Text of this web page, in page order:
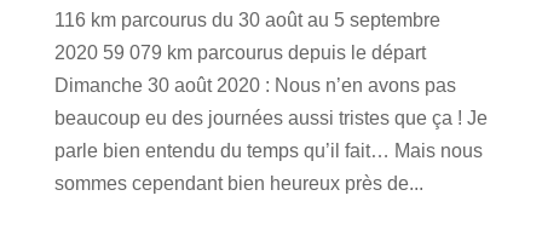
116 km parcourus du 30 août au 5 septembre
2020 59 079 km parcourus depuis le départ
Dimanche 30 août 2020 : Nous n’en avons pas
beaucoup eu des journées aussi tristes que ça ! Je
parle bien entendu du temps qu’il fait… Mais nous
sommes cependant bien heureux près de...